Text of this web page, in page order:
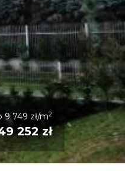
9 749 zł/m2
252 zł